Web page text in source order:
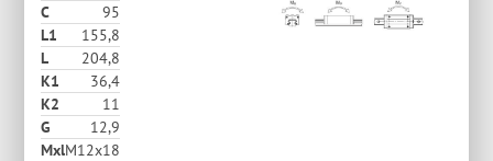
C
95
L1
155,8
L
204,8
K1
36,4
K2
11
G
12,9
MxlM12x18